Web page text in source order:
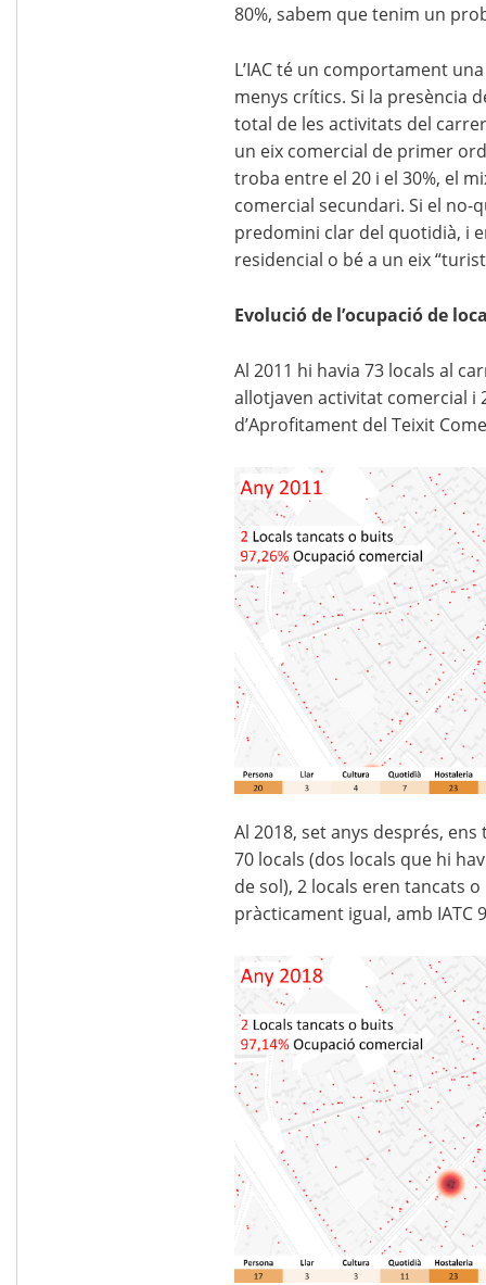
80%, sabem que tenim un
L’IAC té un comportament
menys crítics. Si la presència
total de les activitats del
un eix comercial de primer
troba entre el 20 i el 30%, el
comercial secundari. Si el no-
predomini clar del quotidià, i
residencial o bé a un eix
Evolució de l’ocupació de
Al 2011 hi havia 73 locals al
allotjaven activitat comercial i
d’Aprofitament del Teixit
Al 2018, set anys després,
70 locals (dos locals que hi
de sol), 2 locals eren tancats
pràcticament igual, amb IATC